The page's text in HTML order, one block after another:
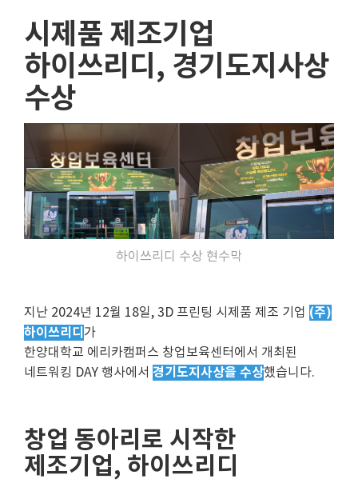
시제품 제조기업
하이쓰리디, 경기도지사상
수상
하이쓰리디 수상 현수막
지난 2024년 12월 18일, 3D 프린팅 시제품 제조 기업 (주)
하이쓰리디 가
한양대학교 에리카캠퍼스 창업보육센터에서 개최된
네트워킹 DAY 행사에서 경기도지사상을 수상했습니다.
창업 동아리로 시작한
제조기업, 하이쓰리디